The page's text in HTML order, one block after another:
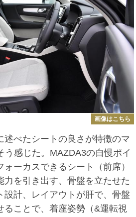
画像はこちら
べたシートの良さが特徴のマ
う感じた。MAZDA3の自慢ポイ
ーカスできるシート（前席）
力を引き出す、骨盤を立たせた
設計、レイアウトが肝で、骨盤
ることで、着座姿勢（&運転視